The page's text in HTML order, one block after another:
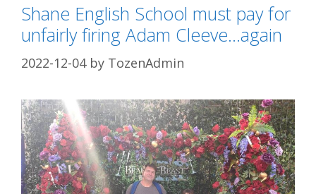
Shane English School must pay for
unfairly firing Adam Cleeve…again
2022-12-04 by TozenAdmin